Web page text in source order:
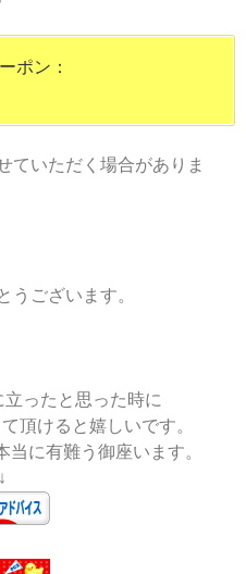
ポン：
ていただく場合がありま
うございます。
ったと思った時に
頂けると嬉しいです。
に有難う御座います。
↓